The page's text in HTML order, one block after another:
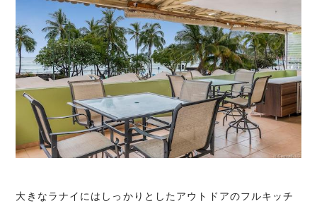
大きなラナイにはしっかりとしたアウトドアのフルキッチ